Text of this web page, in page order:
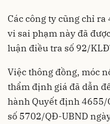
Các công ty cũng chỉ
vi sai phạm này đã
luận điều tra số 92/
Việc thông đồng, móc
thẩm định giá đã dẫn
hành Quyết định
số 5702/QĐ-UBND